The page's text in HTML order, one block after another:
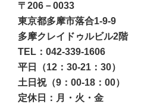
〒206－0033
東京都多摩市落合1-9-9
多摩クレイドゥルビル2階
TEL：042-339-1606
平日（12：30-21：30）
土日祝（9：00-18：00）
定休日：月・火・金